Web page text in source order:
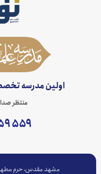
اولین مدرسه تخصصی
منتظر صدای
مشهد مقدس، حرم مطهر رضوی،